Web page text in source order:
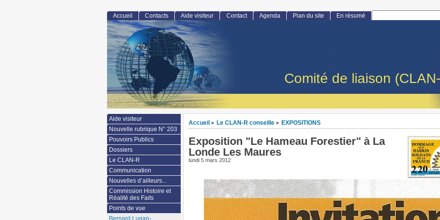
Comité de liaison
Accueil > Le CLAN-R conseille > EXPOSITIONS
Exposition "Le Hameau Forestier" à La
Londe Les Maures
lundi 5 mars 2012
Accueil Contacts Aide visiteur Contact Agenda Plan du site En résumé
Aide visiteur
Nouvelle rubrique N° 203
Pouvoirs Publics
Dossiers
Le CLAN-R
Communication
Nouvelles d’ailleurs...
Commission Histoire et
Réalité des Faits
Points de vue